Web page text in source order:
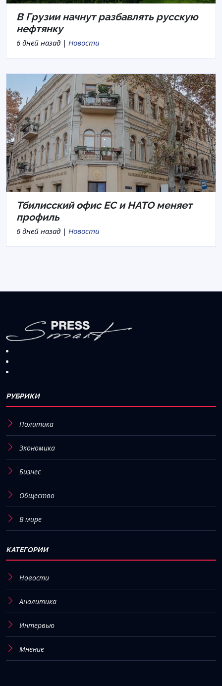
В Грузии начнут разбавлять русскую
нефтянку
6 дней назад | Новости
Тбилисский офис ЕС и НАТО меняет
профиль
6 дней назад | Новости
РУБРИКИ
Политика
Экономика
Бизнес
Общество
В мире
КАТЕГОРИИ
Новости
Аналитика
Интервью
Мнение